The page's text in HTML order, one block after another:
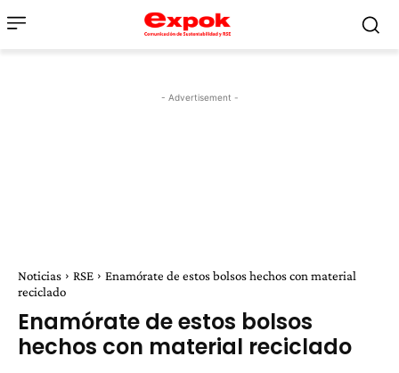
- Advertisement -
Noticias RSE
Enamórate de estos bolsos hechos con material
reciclado
Enamórate de estos bolsos
hechos con material reciclado